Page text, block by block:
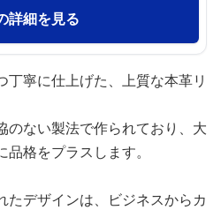
詳細を見る
丁寧に仕上げた、上質な本革リ
のない製法で作られており、大
格をプラスします。
たデザインは、ビジネスからカ